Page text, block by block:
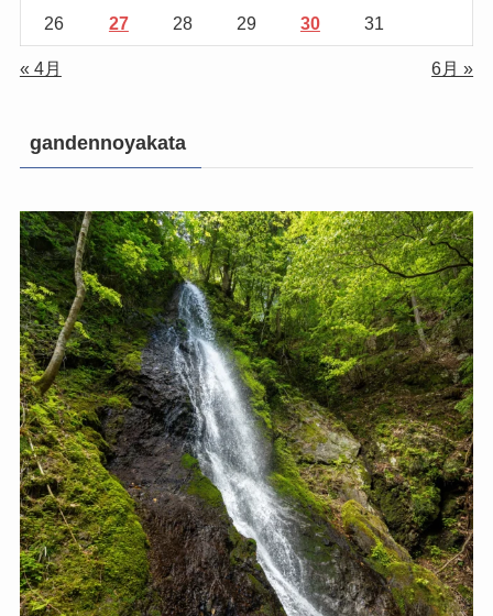
26 27 28 29 30 31
« 4月 6月 »
gandennoyakata